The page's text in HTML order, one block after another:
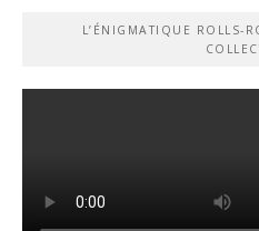
L’ÉNIGMATIQUE ROLLS-